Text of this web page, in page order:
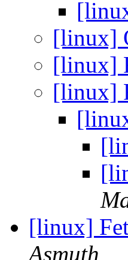
[linux]
[linux]
[linux]
[linux]
Asmuth